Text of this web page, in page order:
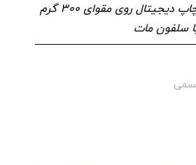
چاپ دیجیتال روی مقوای ۳۰۰ گرم
سلفون مات